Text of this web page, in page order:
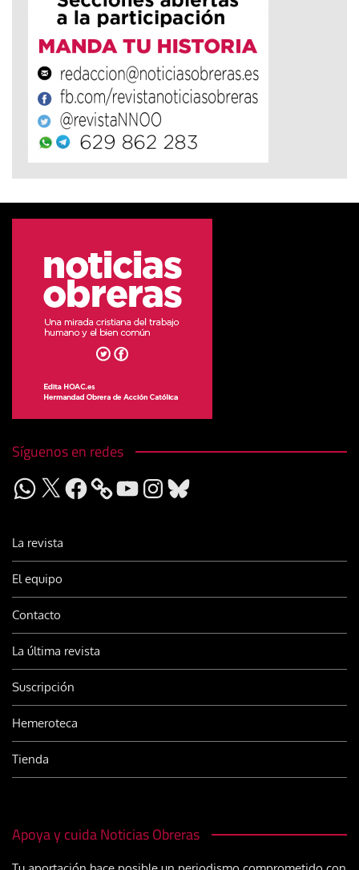
Síguenos en redes
WhatsApp
X Facebook YouTubeInstagram
Bluesky
La revista
El equipo
Contacto
La última revista
Suscripción
Hemeroteca
Tienda
Apoya y cuida Noticias Obreras